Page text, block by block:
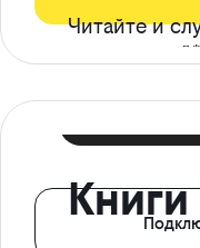
Читайте и
ограничений*
Книги